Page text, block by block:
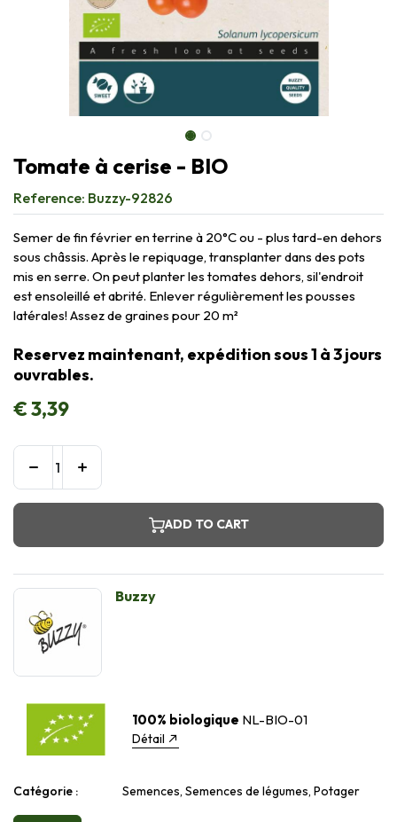
Tomate à cerise - BIO
Reference: Buzzy-92826
Semer de fin février en terrine à 20°C ou - plus tard-en dehors
sous châssis. Après le repiquage, transplanter dans des pots
mis en serre. On peut planter les tomates dehors, sil'endroit
est ensoleillé et abrité. Enlever régulièrement les pousses
latérales! Assez de graines pour 20 m²
Reservez maintenant, expédition sous 1 à 3 jours
ouvrables.
€3,39
ADD TO CART
Buzzy
100% biologique NL-BIO-01
Détail
Catégorie : Semences, Semences de légumes, Potager